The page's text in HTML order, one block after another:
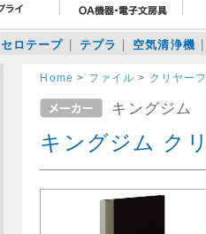
セロテープ テプラ 空気清浄機
Home > ファイル > クリヤー
キングジム
キングジム ク